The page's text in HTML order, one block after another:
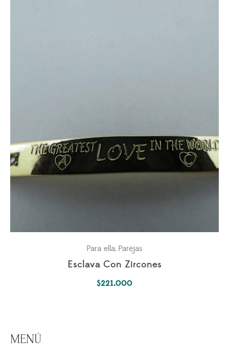
Para ella, Parejas
Esclava Con Zircones
$221.000
MENÚ